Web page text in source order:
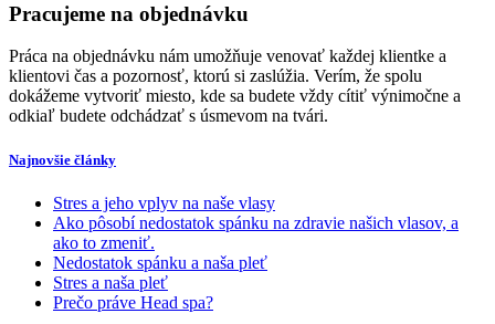
Pracujeme na objednávku
Práca na objednávku nám umožňuje venovať každej klientke a
klientovi čas a pozornosť, ktorú si zaslúžia. Verím, že spolu
dokážeme vytvoriť miesto, kde sa budete vždy cítiť výnimočne a
odkiaľ budete odchádzať s úsmevom na tvári.
Najnovšie články
Stres a jeho vplyv na naše vlasy
Ako pôsobí nedostatok spánku na zdravie našich vlasov, a
ako to zmeniť.
Nedostatok spánku a naša pleť
Stres a naša pleť
Prečo práve Head spa?